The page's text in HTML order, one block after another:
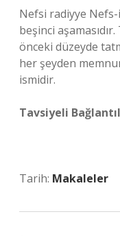
Nefsi radiyye Nefs-
beşinci
önceki düzeyde
her şeyden
ismidir.
Tavsiyeli
Tarih: Makaleler